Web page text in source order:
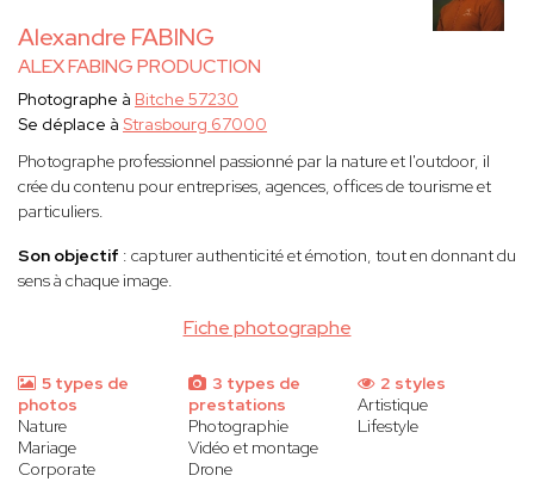
Alexandre FABING
ALEX FABING PRODUCTION
Fiche photographe
Photographe à Bitche 57230
Se déplace à Strasbourg 67000
Photographe professionnel passionné par la nature et l'outdoor, il
crée du contenu pour entreprises, agences, offices de tourisme et
particuliers.
Son objectif : capturer authenticité et émotion, tout en donnant du
sens à chaque image.
5 types de
photos
Nature
Mariage
Corporate
3 types de
prestations
Photographie
Vidéo et montage
Drone
2 styles
Artistique
Lifestyle